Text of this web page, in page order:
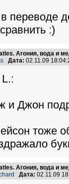
переводе
:)
Агония, вода и
Дата: 02.11.09
и Джон
тоже
Агония, вода и
Дата: 02.11.09